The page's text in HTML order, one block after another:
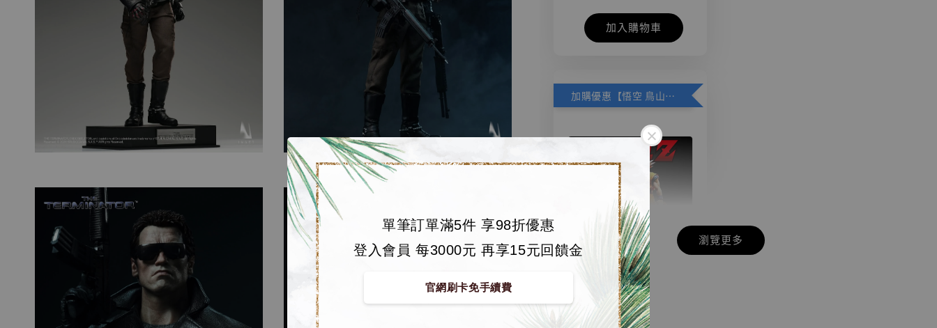
單筆訂單滿5件 享98折優惠
登入會員 每3000元 再享15元回饋金
官網刷卡免手續費
加入購物車
加購優惠【悟空 鳥山明紀念款 [奇蹟工作室]】
【店內現貨】七龍珠
系列蒐藏雕像 悟空
鳥山明紀念款 [奇蹟
瀏覽更多
🏝【無人島玩具】